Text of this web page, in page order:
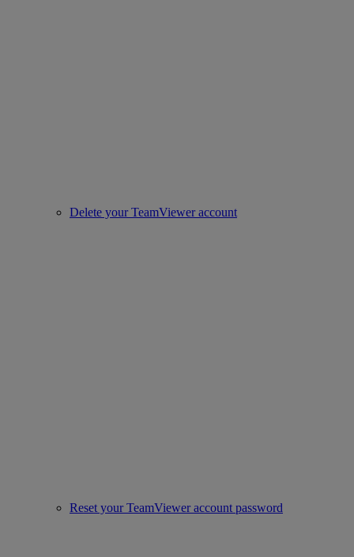
Delete your TeamViewer account
Reset your TeamViewer account password